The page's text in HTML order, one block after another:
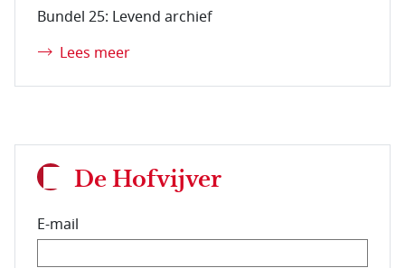
Bundel 25: Levend archief
Lees meer
De Hofvijver
E-mail